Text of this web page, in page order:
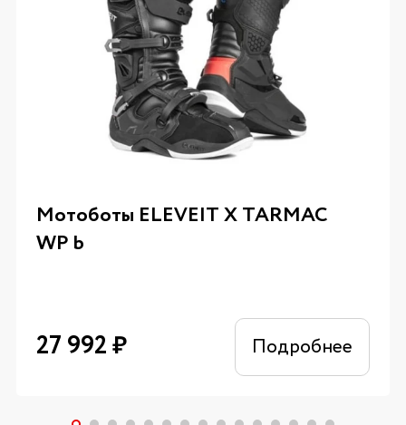
Мотоботы ELEVEIT X TARMAC
WP b
27 992₽ Подробнее